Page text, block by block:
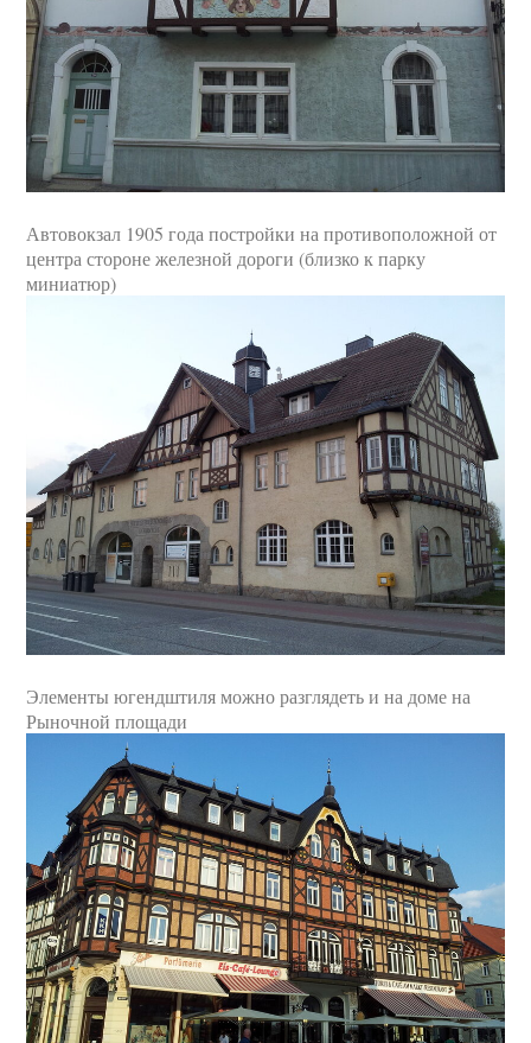
Автовокзал 1905 года постройки на противоположной от
центра стороне железной дороги (близко к парку
миниатюр)
Элементы югендштиля можно разглядеть и на доме на
Рыночной площади